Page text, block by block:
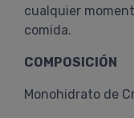
cualquier
comida.
COMPOSICIÓN
Monohidrato de